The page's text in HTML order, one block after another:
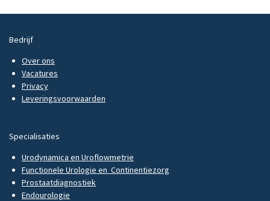
Bedrijf
Over ons
Vacatures
Privacy
Leveringsvoorwaarden
Specialisaties
Urodynamica en Uroflowmetrie
Functionele Urologie en Continentiezorg
Prostaatdiagnostiek
Endourologie